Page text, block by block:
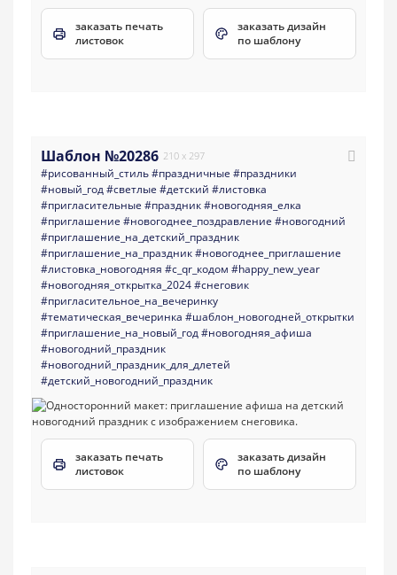
заказать печать
листовок
заказать дизайн
по шаблону
Шаблон №20286 210 x 297
#рисованный_стиль#праздничные #праздники
#новый_год#светлые #детский #листовка
#пригласительные #праздник#новогодняя_елка
#приглашение #новогоднее_поздравление #новогодний
#приглашение_на_детский_праздник
#приглашение_на_праздник#новогоднее_приглашение
#листовка_новогодняя #с_qr_кодом #happy_new_year
#новогодняя_открытка_2024#снеговик
#пригласительное_на_вечеринку
#тематическая_вечеринка #шаблон_новогодней_открытки
#приглашение_на_новый_год#новогодняя_афиша
#новогодний_праздник
#новогодний_праздник_для_длетей
#детский_новогодний_праздник
заказать печать
листовок
заказать дизайн
по шаблону